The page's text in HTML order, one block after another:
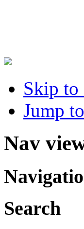
Skip to
Jump
Nav
Search